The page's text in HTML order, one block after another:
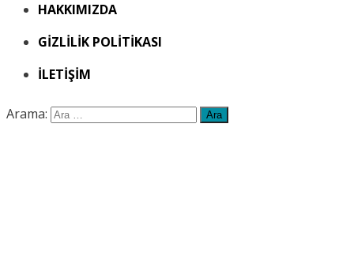
HAKKIMIZDA
GIZLILIK POLITIKASI
İLETIŞIM
Arama: